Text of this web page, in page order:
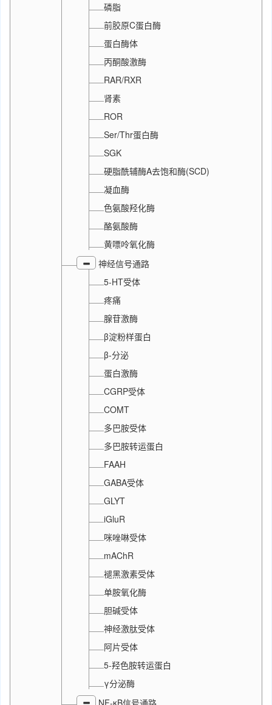
磷脂
前胶原C蛋白酶
蛋白酶体
丙酮酸激酶
RAR/RXR
肾素
ROR
Ser/Thr蛋白酶
SGK
硬脂酰辅酶A去饱和酶(SCD)
凝血酶
色氨酸羟化酶
酪氨酸酶
黄嘌呤氧化酶
神经信号通路
5-HT受体
疼痛
腺苷激酶
β淀粉样蛋白
β-分泌
蛋白激酶
CGRP受体
COMT
多巴胺受体
多巴胺转运蛋白
FAAH
GABA受体
GLYT
iGluR
咪唑啉受体
mAChR
褪黑激素受体
单胺氧化酶
胆碱受体
神经激肽受体
阿片受体
5-羟色胺转运蛋白
γ分泌酶
NF-κB信号通路